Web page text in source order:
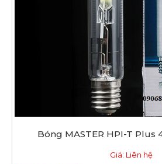
Bóng MASTER HPI-T Plus
Giá: Liên hệ